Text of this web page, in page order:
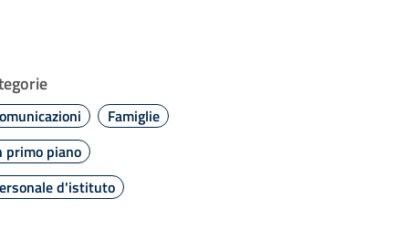
Famiglie
primo piano
d'istituto